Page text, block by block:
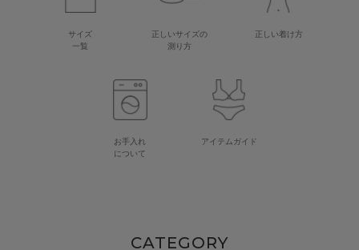
サイズ
一覧
正しいサイズの
測り方
正しい着け方
お手入れ
について
アイテムガイド
CATEGORY